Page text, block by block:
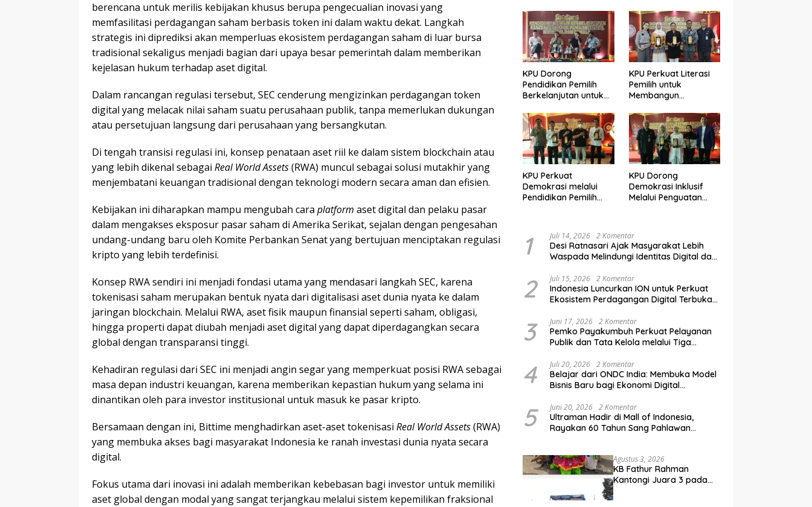
berencana untuk merilis kebijakan khusus berupa pengecualian inovasi yang
memfasilitasi perdagangan saham berbasis token ini dalam waktu dekat. Langkah
strategis ini diprediksi akan memperluas ekosistem perdagangan saham di luar bursa
tradisional sekaligus menjadi bagian dari upaya besar pemerintah dalam memberikan
kejelasan hukum terhadap aset digital.
Dalam rancangan regulasi tersebut, SEC cenderung mengizinkan perdagangan token
digital yang melacak nilai saham suatu perusahaan publik, tanpa memerlukan dukungan
atau persetujuan langsung dari perusahaan yang bersangkutan.
Di tengah transisi regulasi ini, konsep penataan aset riil ke dalam sistem blockchain atau
yang lebih dikenal sebagai Real World Assets(RWA) muncul sebagai solusi mutakhir yang
menjembatani keuangan tradisional dengan teknologi modern secara aman dan efisien.
Kebijakan ini diharapkan mampu mengubah cara platform aset digital dan pelaku pasar
dalam mengakses eksposur pasar saham di Amerika Serikat, sejalan dengan pengesahan
undang-undang baru oleh Komite Perbankan Senat yang bertujuan menciptakan regulasi
kripto yang lebih terdefinisi.
Konsep RWA sendiri ini menjadi fondasi utama yang mendasari langkah SEC, karena
tokenisasi saham merupakan bentuk nyata dari digitalisasi aset dunia nyata ke dalam
jaringan blockchain. Melalui RWA, aset fisik maupun finansial seperti saham, obligasi,
hingga properti dapat diubah menjadi aset digital yang dapat diperdagangkan secara
global dengan transparansi tinggi.
Kehadiran regulasi dari SEC ini menjadi angin segar yang memperkuat posisi RWA sebagai
masa depan industri keuangan, karena memberikan kepastian hukum yang selama ini
dinantikan oleh para investor institusional untuk masuk ke pasar kripto.
Bersamaan dengan ini, Bittime menghadirkan aset-aset tokenisasi Real World Assets(RWA)
yang membuka akses bagi masyarakat Indonesia ke ranah investasi dunia nyata secara
digital.
Fokus utama dari inovasi ini adalah memberikan kebebasan bagi investor untuk memiliki
aset global dengan modal yang sangat terjangkau melalui sistem kepemilikan fraksional
KPU Dorong
Pendidikan Pemilih
Berkelanjutan untuk
Demokrasi
KPU Perkuat Literasi
Pemilih untuk
Membangun
Berkualitas
KPU Perkuat
Demokrasi melalui
Pendidikan Pemilih
Marjinal, dan Pemula
KPU Dorong
Demokrasi Inklusif
Melalui Penguatan
1 Juli 14, 2026 2 Komentar
Desi Ratnasari Ajak Masyarakat Lebih
Waspada Melindungi Identitas Digital dan
2 Juli 15, 2026 2 Komentar
Indonesia Luncurkan ION untuk Perkuat
Ekosistem Perdagangan Digital Terbuka
3 Juni 17, 2026 2 Komentar
Pemko Payakumbuh Perkuat Pelayanan
Publik dan Tata Kelola melalui Tiga
4 Juli 20, 2026 2 Komentar
Belajar dari ONDC India: Membuka Model
Bisnis Baru bagi Ekonomi Digital
5 Juni 20, 2026 2 Komentar
Ultraman Hadir di Mall of Indonesia,
Rayakan 60 Tahun Sang Pahlawan
Agustus 3, 2026
KB Fathur Rahman
Kantongi Juara 3 pada